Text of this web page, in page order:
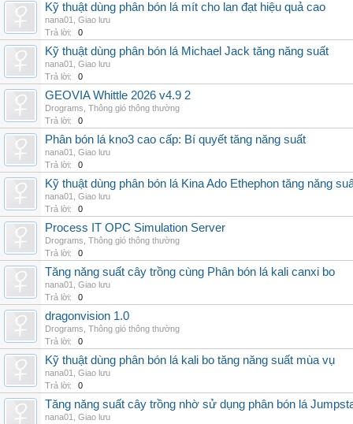
Kỹ thuật dùng phân bón lá mít cho lan đạt hiệu quả cao
nana01
Giao lưu
Trả lời:
0
Kỹ thuật dùng phân bón lá Michael Jack tăng năng suất
nana01
Giao lưu
Trả lời:
0
GEOVIA Whittle 2026 v4.9 2
Drograms Thông gió thông thường
Trả lời:
0
Phân bón lá kno3 cao cấp: Bí quyết tăng năng suất
nana01
Giao lưu
Trả lời:
0
Kỹ thuật dùng phân bón lá Kina Ado Ethephon tăng năng
nana01
Giao lưu
Trả lời:
0
Process IT OPC Simulation Server
Drograms Thông gió thông thường
Trả lời:
0
Tăng năng suất cây trồng cùng Phân bón lá kali canxi bo
nana01
Giao lưu
Trả lời:
0
dragonvision 1.0
Drograms Thông gió thông thường
Trả lời:
0
Kỹ thuật dùng phân bón lá kali bo tăng năng suất mùa vụ
nana01
Giao lưu
Trả lời:
0
Tăng năng suất cây trồng nhờ sử dụng phân bón lá
nana01
Giao lưu